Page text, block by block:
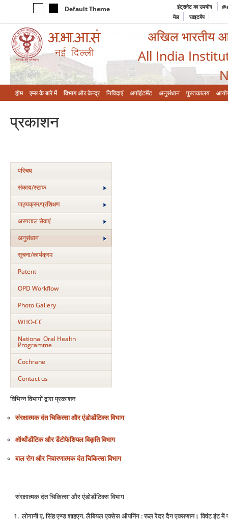
Default Theme इंट्रानेट का उपयोग
मेल
साइटमैप
अखिल भारतीय
All India
होम एम्‍स के बारे में विभाग और केन्‍द्र निविदाएं अपॉइंटमेंट अनुसंधान पुस्तकालय
प्रकाशन
परिचय
संकाय/स्‍टाफ
पाठ्यक्रम/प्रशिक्षण
अस्‍पताल सेवाएं
अनुसंधान
सूचना/कार्यक्रम
Patent
OPD Workflow
Photo Gallery
WHO-CC
National Oral Health
Programme
Cochrane
Contact us
विभिन्‍न विभागों द्वारा प्रकाशन
संरक्षात्‍मक दंत चिकित्‍सा और एंडोडोंटिक्‍स विभाग
ऑर्थोडोंटिक और डेंटोफेशियल विकृति विभाग
बाल रोग और निवारणात्‍मक दंत चिकित्‍सा विभाग
संरक्षात्‍मक दंत चिकित्‍सा और एंडोडोंटिक्‍स विभाग
लोगानी ए, सिंह एण्‍ड शाहएन. लैबियल एक्‍सेस ऑपनिंग : रूल रैदर दैन एक्‍सप्‍शन। क्विंट इंट